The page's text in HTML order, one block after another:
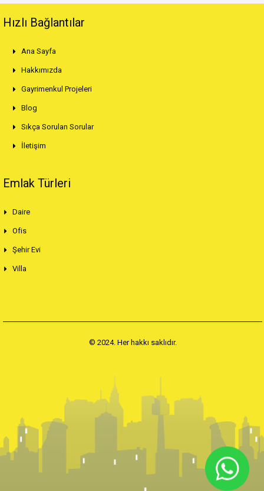
Hızlı Bağlantılar
Ana Sayfa
Hakkımızda
Gayrimenkul Projeleri
Blog
Sıkça Sorulan Sorular
İletişim
Emlak Türleri
Daire
Ofis
Şehir Evi
Villa
© 2024. Her hakkı saklıdır.